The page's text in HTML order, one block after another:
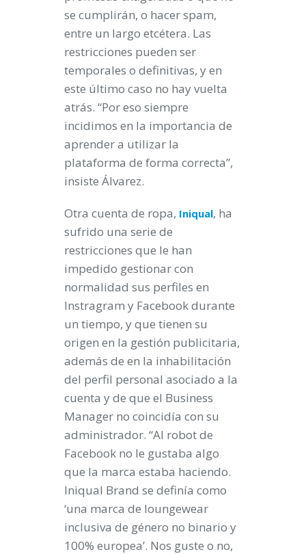
se cumplirán, o hacer spam,
entre un largo etcétera. Las
restricciones pueden ser
temporales o definitivas, y en
este último caso no hay vuelta
atrás. “Por eso siempre
incidimos en la importancia de
aprender a utilizar la
plataforma de forma correcta”,
insiste Álvarez.
Otra cuenta de ropa, Iniqual, ha
sufrido una serie de
restricciones que le han
impedido gestionar con
normalidad sus perfiles en
Instragram y Facebook durante
un tiempo, y que tienen su
origen en la gestión publicitaria,
además de en la inhabilitación
del perfil personal asociado a la
cuenta y de que el Business
Manager no coincidía con su
administrador. “Al robot de
Facebook no le gustaba algo
que la marca estaba haciendo.
Iniqual Brand se definía como
‘una marca de loungewear
inclusiva de género no binario y
100% europea’. Nos guste o no,